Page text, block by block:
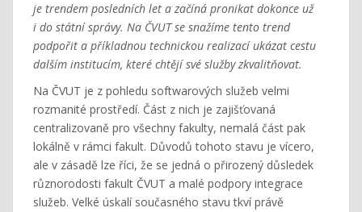
je trendem posledních let a začíná pronikat dokonce už
i do státní správy. Na ČVUT se snažíme tento trend
podpořit a příkladnou technickou realizací ukázat cestu
dalším institucím, které chtějí své služby zkvalitňovat.
Na ČVUT je z pohledu softwarových služeb velmi
rozmanité prostředí. Část z nich je zajišťovaná
centralizovaně pro všechny fakulty, nemalá část pak
lokálně v rámci fakult. Důvodů tohoto stavu je vícero,
ale v zásadě lze říci, že se jedná o přirozený důsledek
různorodosti fakult ČVUT a malé podpory integrace
služeb. Velké úskalí současného stavu tkví právě